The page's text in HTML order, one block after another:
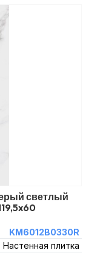
светлый
KM6012B0330R
Настенная плитка